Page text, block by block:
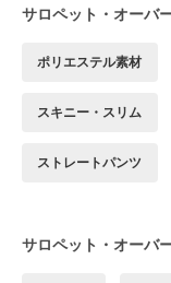
サロペット・オーバ
ポリエステル素材
スキニー・スリム
ストレートパンツ
サロペット・オーバ